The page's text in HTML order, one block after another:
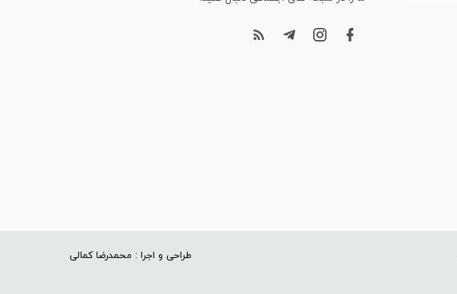
طراحی و اجرا : محمدرضا کمالی